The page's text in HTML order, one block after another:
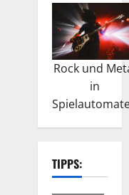
Rock und
in
TIPPS: